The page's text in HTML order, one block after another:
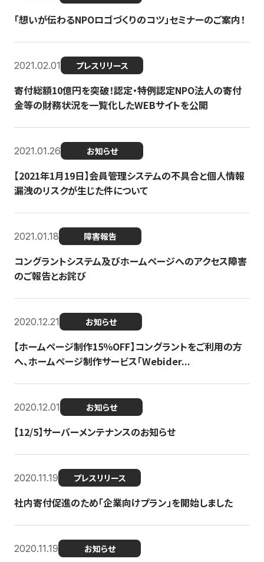
「想いが伝わるNPOロゴづくりのコツ」セミナーのご案内！
2021.02.01 プレスリリース
寄付総額10億円を突破！認定・特例認定NPO法人の寄付
金等の財務状況を一覧化したWEBサイトを公開
2021.01.26 お知らせ
【2021年1月19日】会員管理システムの不具合と個人情報
漏洩のリスクが生じた件について
2021.01.18 障害報告
コングラントシステム及びホームページへのアクセス障害
のご報告とお詫び
2020.12.21 お知らせ
【ホームページ制作15％OFF】コングラントをご利用の方
へ、ホームページ制作サービス「Webider...
2020.12.01 お知らせ
【12/5】サーバーメンテナンスのお知らせ
2020.11.19 プレスリリース
社内寄付促進のため「企業向けプラン」を開始しました
2020.11.19 お知らせ